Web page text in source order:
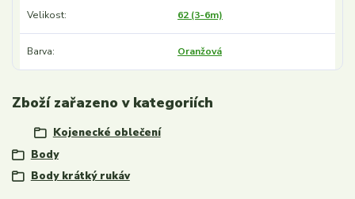
Velikost 62 (3-6m)
Barva Oranžová
Zboží zařazeno v kategoriích
Kojenecké oblečení
Body
Body krátký rukáv